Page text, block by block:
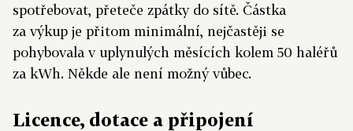
spotřebovat, přeteče zpátky do sítě. Částka
za výkup je přitom minimální, nejčastěji se
pohybovala v uplynulých měsících kolem 50 haléřů
za kWh. Někde ale není možný vůbec.
Licence, dotace a připojení